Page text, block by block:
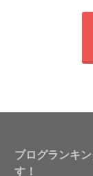
ブログランキ
す！